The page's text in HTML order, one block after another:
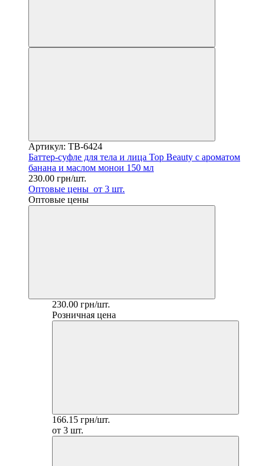
Артикул: TB-6424
Баттер-суфле для тела и лица Top Beauty с ароматом
банана и маслом монои 150 мл
230.00 грн/шт.
Оптовые цены от 3 шт.
Оптовые цены
230.00 грн/шт.
Розничная цена
166.15 грн/шт.
от 3 шт.